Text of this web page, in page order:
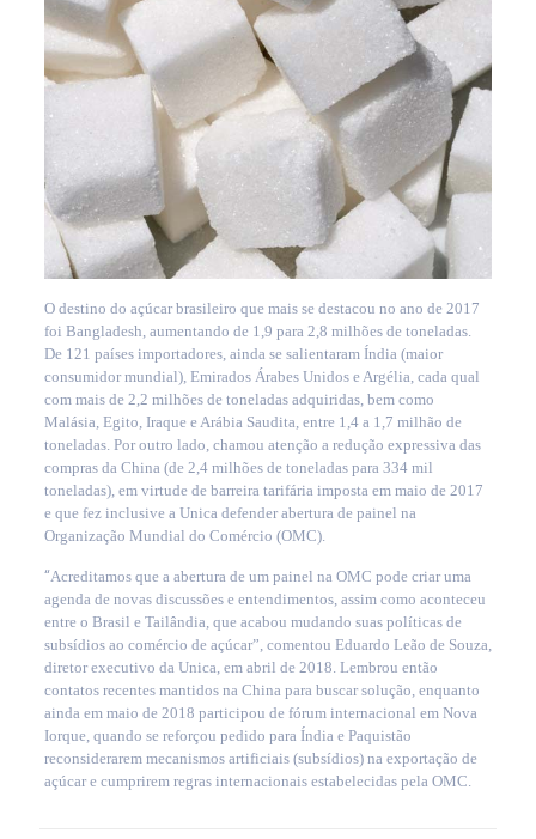
O destino do açúcar brasileiro que mais se destacou no ano de 2017
foi Bangladesh, aumentando de 1,9 para 2,8 milhões de toneladas.
De 121 países importadores, ainda se salientaram Índia (maior
consumidor mundial), Emirados Árabes Unidos e Argélia, cada qual
com mais de 2,2 milhões de toneladas adquiridas, bem como
Malásia, Egito, Iraque e Arábia Saudita, entre 1,4 a 1,7 milhão de
toneladas. Por outro lado, chamou atenção a redução expressiva das
compras da China (de 2,4 milhões de toneladas para 334 mil
toneladas), em virtude de barreira tarifária imposta em maio de 2017
e que fez inclusive a Unica defender abertura de painel na
Organização Mundial do Comércio (OMC).
“Acreditamos que a abertura de um painel na OMC pode criar uma
agenda de novas discussões e entendimentos, assim como aconteceu
entre o Brasil e Tailândia, que acabou mudando suas políticas de
subsídios ao comércio de açúcar”, comentou Eduardo Leão de Souza,
diretor executivo da Unica, em abril de 2018. Lembrou então
contatos recentes mantidos na China para buscar solução, enquanto
ainda em maio de 2018 participou de fórum internacional em Nova
Iorque, quando se reforçou pedido para Índia e Paquistão
reconsiderarem mecanismos artificiais (subsídios) na exportação de
açúcar e cumprirem regras internacionais estabelecidas pela OMC.